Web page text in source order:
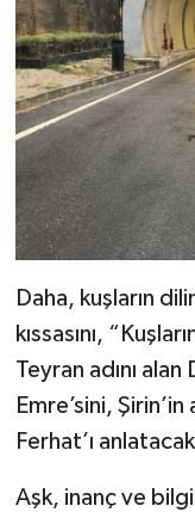
Daha, kuşların
kıssasını,
Teyran adını
Emre’sini,
Ferhat’ı
Aşk, inanç ve bilgi